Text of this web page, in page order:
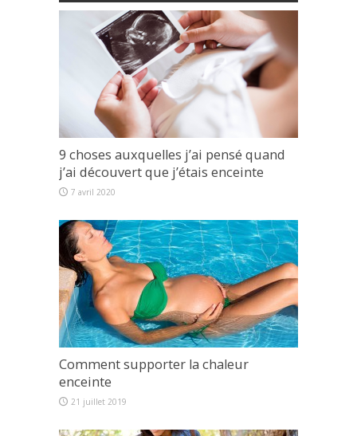
9 choses auxquelles j’ai pensé quand
j’ai découvert que j’étais enceinte
7 avril 2020
Comment supporter la chaleur
enceinte
21 juillet 2019